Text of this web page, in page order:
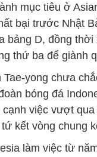
mục tiêu ở
bại trước Nhật
bảng D, đồng
thứ ba để giành
Tae-yong chưa
bóng đá
việc vượt
kết vòng chung
làm việc từ